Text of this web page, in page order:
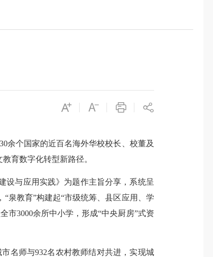
个国家的近百名海外华校校长、校董及
育数字化转型新路径。
与应用实践》为题作主旨分享，系统呈
泉教育”构建起“市级统筹、县区应用、学
市3000余所中小学，形成“中央厨房”式资
名师与932名农村教师结对共进，实现城